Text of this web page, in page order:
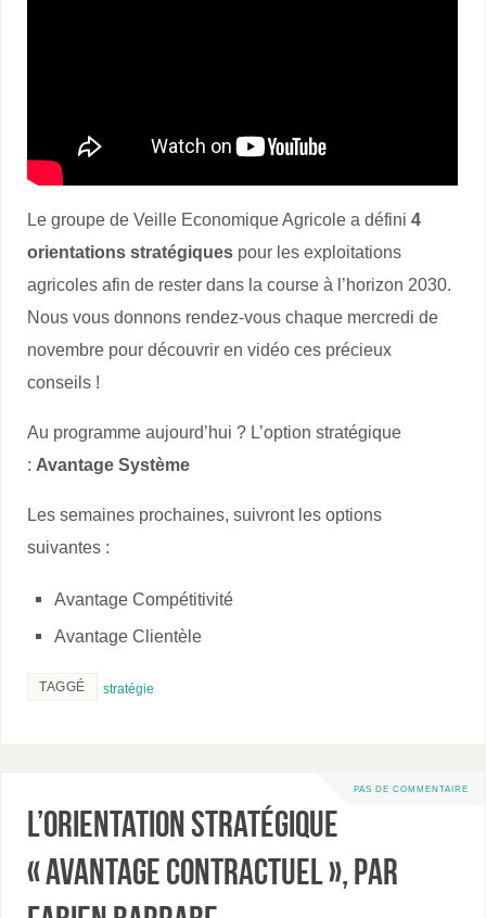
Le groupe de Veille Economique Agricole a défini4
orientations stratégiques pour les exploitations
agricoles afin de rester dans la course à l’horizon 2030.
Nous vous donnons rendez-vous chaque mercredi de
novembre pour découvrir en vidéo ces précieux
conseils !
Au programme aujourd’hui ? L’option stratégique
: Avantage Système
Les semaines prochaines, suivront les options
suivantes :
Avantage Compétitivité
Avantage Clientèle
TAGGÉ stratégie
PAS DE COMMENTAIRE
L’orientation stratégique
« AVANTAGE CONTRACTUEL », par